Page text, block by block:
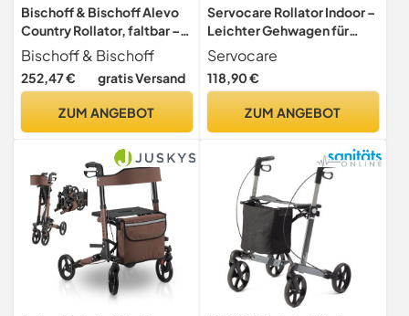
Bischoff & Bischoff Alevo
Country Rollator, faltbar –
Gelände-Rollator für
drinnen und draußen,
Gehwagen mit Profil-
Tasche, Sitzhöhe 58,5cm,
Bischoff & Bischoff
252,47 € gratis Versand
ZUM ANGEBOT
Servocare Rollator Indoor –
Leichter Gehwagen für
drinnen, klappbare Gehhilfe
für die Wohnung, modern
und robust, inkl. Tasche
Servocare
118,90 €
ZUM ANGEBOT